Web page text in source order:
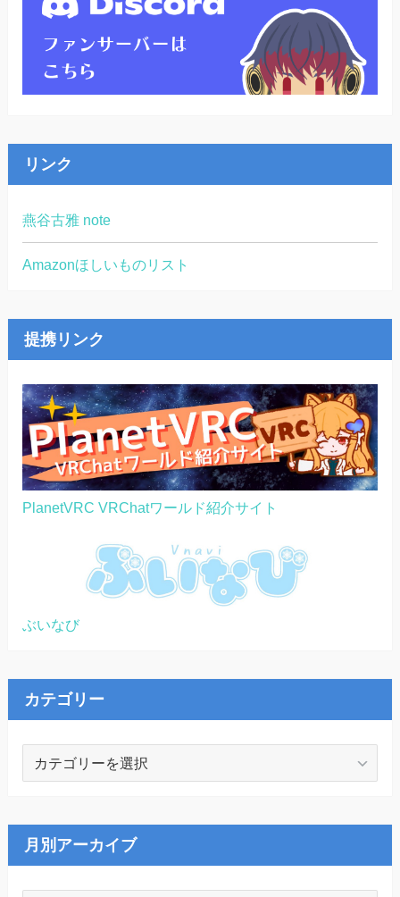
リンク
燕谷古雅 note
Amazonほしいものリスト
提携リンク
PlanetVRC VRChatワールド紹介サイト
ぶいなび
カテゴリー
リ
ー
月別アーカイブ